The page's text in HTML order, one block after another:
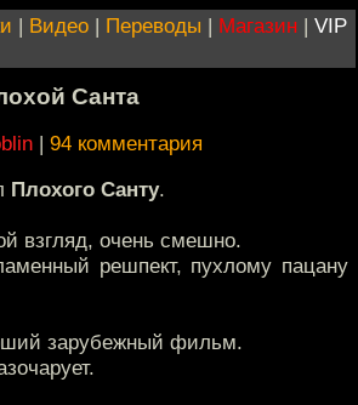
| Видео | Переводы | Магазин | VIP
Санта
| 94 комментария
Плохого Санту.
взгляд, очень смешно.
решпект, пухлому пацану
зарубежный фильм.